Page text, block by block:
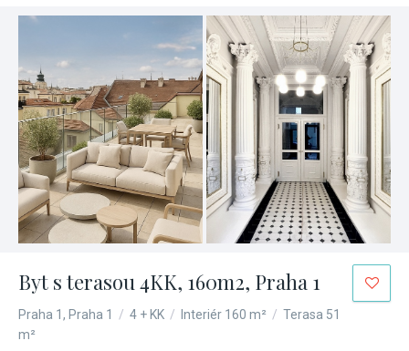
Byt s terasou 4KK, 160m2, Praha 1
Praha 1, Praha 1 / 4 + KK / Interiér 160 m² / Terasa 51
m²